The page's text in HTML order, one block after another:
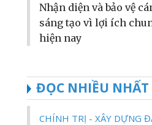
Nhận diện và bảo vệ
sáng tạo vì lợi ích
hiện nay
ĐỌC NHIỀU NHẤT
CHÍNH TRỊ - XÂY DỰNG